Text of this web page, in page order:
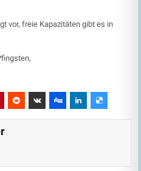
vor, freie Kapazitäten gibt es in